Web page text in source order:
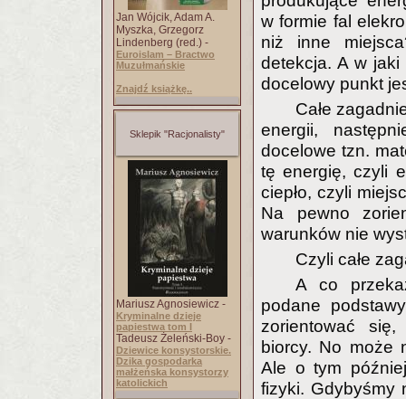
Jan Wójcik, Adam A.
Myszka, Grzegorz
Lindenberg (red.) -
Euroislam – Bractwo
Muzułmańskie
Znajdź książkę..
Sklepik "Racjonalisty"
Mariusz Agnosiewicz -
Kryminalne dzieje
papiestwa tom I
Tadeusz Żeleński-Boy -
Dziewice konsystorskie.
Dzika gospodarka
małżeńska konsystorzy
katolickich
w formie fal
niż inne
detekcja. A w jaki
docelowy punkt
Całe
energii,
docelowe tzn.
tę energię, czyli
ciepło, czyli
Na pewno
warunków nie
Czyli całe
A co
podane
zorientować
biorcy. No może
Ale o tym
fizyki. Gdybyśmy